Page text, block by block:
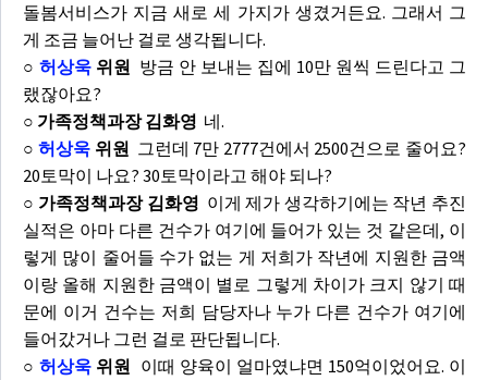
돌봄서비스가 지금 새로 세 가지가 생겼거든요. 그래서 그
게 조금 늘어난 걸로 생각됩니다.
○ 허상욱 위원 방금 안 보내는 집에 10만 원씩 드린다고 그
랬잖아요?
○ 가족정책과장 김화영 네.
○허상욱 위원 그런데 7만 2777건에서 2500건으로 줄어요?
20토막이 나요? 30토막이라고 해야 되나?
○ 가족정책과장 김화영 이게 제가 생각하기에는 작년 추진
실적은 아마 다른 건수가 여기에 들어가 있는 것 같은데, 이
렇게 많이 줄어들 수가 없는 게 저희가 작년에 지원한 금액
이랑 올해 지원한 금액이 별로 그렇게 차이가 크지 않기 때
문에 이거 건수는 저희 담당자나 누가 다른 건수가 여기에
들어갔거나 그런 걸로 판단됩니다.
○허상욱 위원 이때 양육이 얼마였냐면 150억이었어요. 이